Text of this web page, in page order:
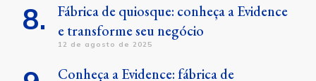
Fábrica de quiosque: conheça a Evidence
e transforme seu negócio
12 de agosto de 2025
Conheça a Evidence: fábrica de